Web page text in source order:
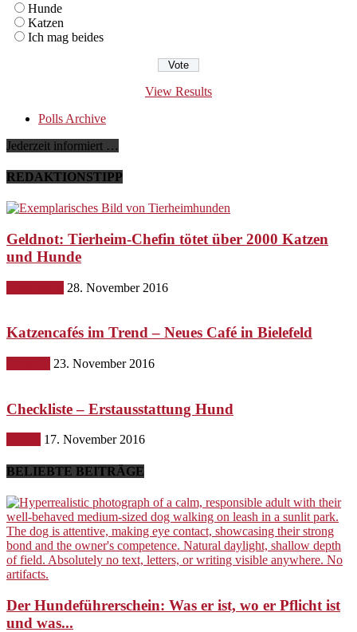
Hunde
Katzen
Ich mag beides
View Results
Polls Archive
Jederzeit informiert …
REDAKTIONSTIPP
Geldnot: Tierheim-Chefin tötet über 2000 Katzen
und Hunde
28. November 2016
Katzencafés im Trend – Neues Café in Bielefeld
23. November 2016
Checkliste – Erstausstattung Hund
17. November 2016
BELIEBTE BEITRÄGE
Der Hundeführerschein: Was er ist, wo er Pflicht ist
und was...